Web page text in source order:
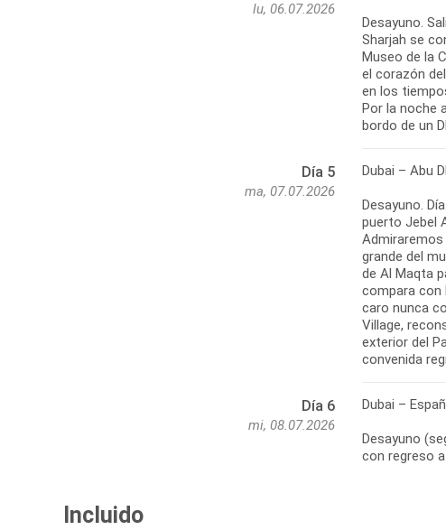
lu, 06.07.2026
Desayuno.
Sharjah se
Museo de la
el corazón
en los
Por la noche
bordo de un
Día 5
ma, 07.07.2026
Dubai – Abu
Desayuno.
puerto Jebel
Admiraremos
grande del
de Al Maqta
compara con
caro nunca
Village,
exterior del
convenida
Día 6
mi, 08.07.2026
Dubai –
Desayuno
con regreso
Incluido